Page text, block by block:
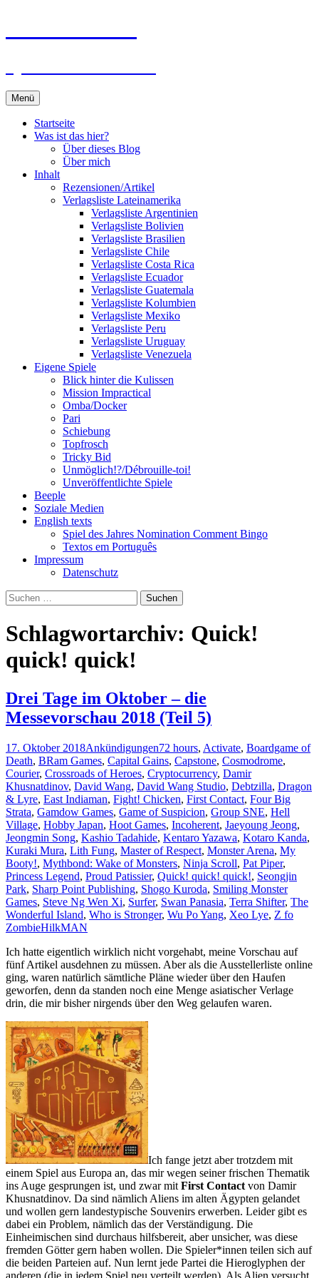
Menü
Startseite
Was ist das hier?
Über dieses Blog
Über mich
Inhalt
Rezensionen/Artikel
Verlagsliste Lateinamerika
Verlagsliste Argentinien
Verlagsliste Bolivien
Verlagsliste Brasilien
Verlagsliste Chile
Verlagsliste Costa Rica
Verlagsliste Ecuador
Verlagsliste Guatemala
Verlagsliste Kolumbien
Verlagsliste Mexiko
Verlagsliste Peru
Verlagsliste Uruguay
Verlagsliste Venezuela
Eigene Spiele
Blick hinter die Kulissen
Mission Impractical
Omba/Docker
Pari
Schiebung
Topfrosch
Tricky Bid
Unmöglich!?/Débrouille-toi!
Unveröffentlichte Spiele
Beeple
Soziale Medien
English texts
Spiel des Jahres Nomination Comment Bingo
Textos em Português
Impressum
Datenschutz
Suchen
nach:
Schlagwortarchiv: Quick!
quick! quick!
Drei Tage im Oktober – die
Messevorschau 2018 (Teil 5)
17. Oktober 2018Ankündigungen72 hours, Activate, Boardgame of
Death, BRam Games, Capital Gains, Capstone, Cosmodrome,
Courier, Crossroads of Heroes, Cryptocurrency, Damir
Khusnatdinov, David Wang, David Wang Studio, Debtzilla, Dragon
& Lyre, East Indiaman, Fight! Chicken, First Contact, Four Big
Strata, Gamdow Games, Game of Suspicion, Group SNE, Hell
Village, Hobby Japan, Hoot Games, Incoherent, Jaeyoung Jeong,
Jeongmin Song, Kashio Tadahide, Kentaro Yazawa, Kotaro Kanda,
Kuraki Mura, Lith Fung, Master of Respect, Monster Arena, My
Booty!, Mythbond: Wake of Monsters, Ninja Scroll, Pat Piper,
Princess Legend, Proud Patissier, Quick! quick! quick!, Seongjin
Park, Sharp Point Publishing, Shogo Kuroda, Smiling Monster
Games, Steve Ng Wen Xi, Surfer, Swan Panasia, Terra Shifter, The
Wonderful Island, Who is Stronger, Wu Po Yang, Xeo Lye, Z fo
ZombieHilkMAN
Ich hatte eigentlich wirklich nicht vorgehabt, meine Vorschau auf
fünf Artikel ausdehnen zu müssen. Aber als die Ausstellerliste online
ging, waren natürlich sämtliche Pläne wieder über den Haufen
geworfen, denn da standen noch eine Menge asiatischer Verlage
drin, die mir bisher nirgends über den Weg gelaufen waren.
Ich fange jetzt aber trotzdem mit
einem Spiel aus Europa an, das mir wegen seiner frischen Thematik
ins Auge gesprungen ist, und zwar mit First Contact von Damir
Khusnatdinov. Da sind nämlich Aliens im alten Ägypten gelandet
und wollen gern landestypische Souvenirs erwerben. Leider gibt es
dabei ein Problem, nämlich das der Verständigung. Die
Einheimischen sind durchaus hilfsbereit, aber unsicher, was diese
fremden Götter gern haben wollen. Die Spieler*innen teilen sich auf
die beiden Parteien auf. Nun lernt jede Partei die Hieroglyphen der
anderen (die in jedem Spiel neu verteilt werden). Als Alien versucht